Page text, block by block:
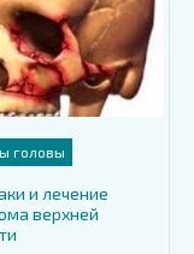
головы
и лечение
верхней